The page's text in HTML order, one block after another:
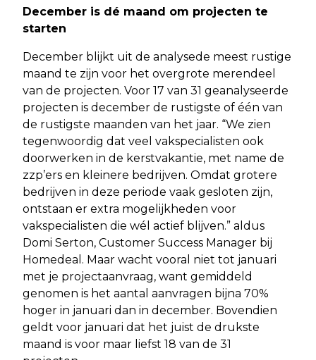
December is dé maand om projecten te
starten
December blijkt uit de analysede meest rustige
maand te zijn voor het overgrote merendeel
van de projecten. Voor 17 van 31 geanalyseerde
projecten is december de rustigste of één van
de rustigste maanden van het jaar. “We zien
tegenwoordig dat veel vakspecialisten ook
doorwerken in de kerstvakantie, met name de
zzp’ers en kleinere bedrijven. Omdat grotere
bedrijven in deze periode vaak gesloten zijn,
ontstaan er extra mogelijkheden voor
vakspecialisten die wél actief blijven.” aldus
Domi Serton, Customer Success Manager bij
Homedeal. Maar wacht vooral niet tot januari
met je projectaanvraag, want gemiddeld
genomen is het aantal aanvragen bijna 70%
hoger in januari dan in december. Bovendien
geldt voor januari dat het juist de drukste
maand is voor maar liefst 18 van de 31